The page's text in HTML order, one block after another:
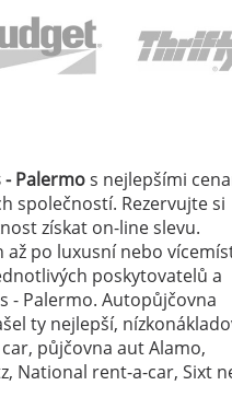
- Palermos nejlepšími
společností. Rezervujte si
získat on-line slevu.
po luxusní nebo
poskytovatelů a
- Palermo. Autopůjčovna
ty nejlepší,
půjčovna aut Alamo,
National rent-a-car, Sixt